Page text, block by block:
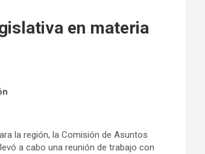
en materia
la región, la Comisión de Asuntos
a cabo una reunión de trabajo con